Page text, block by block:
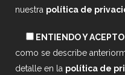
nuestra política de
ENTIENDO Y ACEPTO
como se describe
detalle en la política de